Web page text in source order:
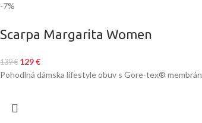
-7%
Scarpa Margarita Women
139€ 129€
Pohodlná dámska lifestyle obuv s Gore-tex®